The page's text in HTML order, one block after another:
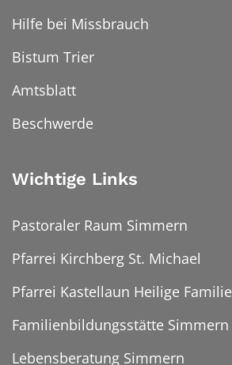
Hilfe bei Missbrauch
Bistum Trier
Amtsblatt
Beschwerde
Wichtige Links
Pastoraler Raum Simmern
Pfarrei Kirchberg St. Michael
Pfarrei Kastellaun Heilige Familie
Familienbildungsstätte Simmern
Lebensberatung Simmern